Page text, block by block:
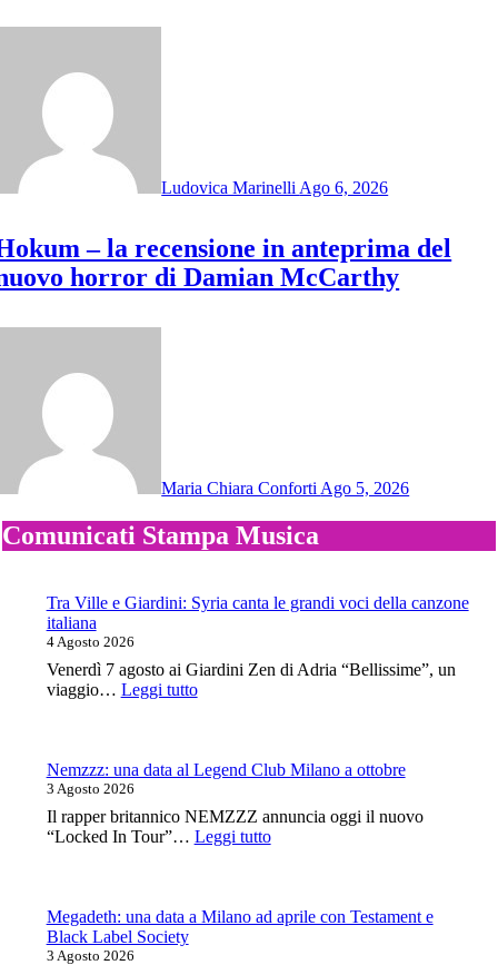
Ludovica Marinelli Ago 6, 2026
– la recensione in anteprima del
horror di Damian McCarthy
Maria Chiara Conforti Ago 5, 2026
Comunicati Stampa Musica
Tra Ville e Giardini: Syria canta le grandi voci della canzone
italiana
4 Agosto 2026
Venerdì 7 agosto ai Giardini Zen di Adria “Bellissime”, un
viaggio… Leggi tutto:
Giardini:
canta
le
grandi
canzone
italiana
Nemzzz: una data al Legend Club Milano a ottobre
3 Agosto 2026
Il rapper britannico NEMZZZ annuncia oggi il nuovo
“Locked In Tour”… Leggi tutto:
al
Megadeth: una data a Milano ad aprile con Testament e
Black Label Society
3 Agosto 2026